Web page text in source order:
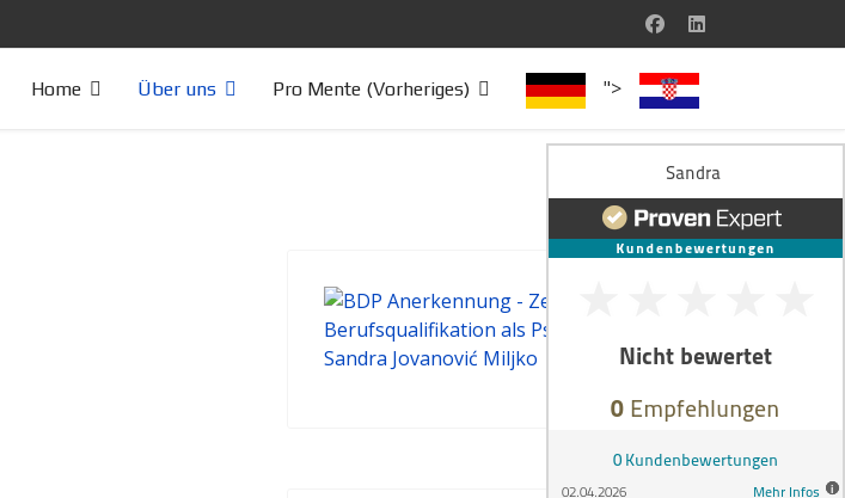
Home Über uns Pro Mente (Vorheriges) ">